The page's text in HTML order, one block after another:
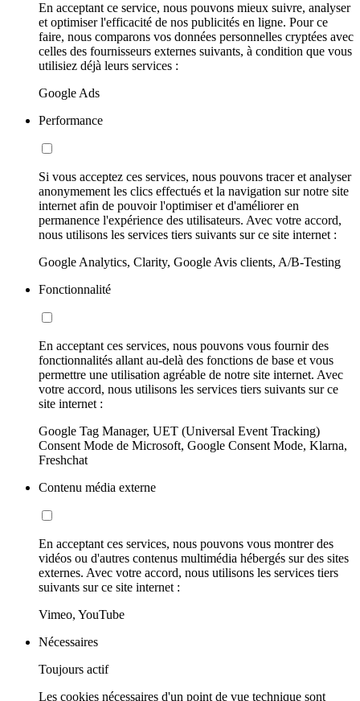
En acceptant ce service, nous pouvons mieux suivre, analyser
et optimiser l'efficacité de nos publicités en ligne. Pour ce
faire, nous comparons vos données personnelles cryptées avec
celles des fournisseurs externes suivants, à condition que vous
utilisiez déjà leurs services :
Google Ads
Performance
Si vous acceptez ces services, nous pouvons tracer et analyser
anonymement les clics effectués et la navigation sur notre site
internet afin de pouvoir l'optimiser et d'améliorer en
permanence l'expérience des utilisateurs. Avec votre accord,
nous utilisons les services tiers suivants sur ce site internet :
Google Analytics, Clarity, Google Avis clients, A/B-Testing
Fonctionnalité
En acceptant ces services, nous pouvons vous fournir des
fonctionnalités allant au-delà des fonctions de base et vous
permettre une utilisation agréable de notre site internet. Avec
votre accord, nous utilisons les services tiers suivants sur ce
site internet :
Google Tag Manager, UET (Universal Event Tracking)
Consent Mode de Microsoft, Google Consent Mode, Klarna,
Freshchat
Contenu média externe
En acceptant ces services, nous pouvons vous montrer des
vidéos ou d'autres contenus multimédia hébergés sur des sites
externes. Avec votre accord, nous utilisons les services tiers
suivants sur ce site internet :
Vimeo, YouTube
Nécessaires
Toujours actif
Les cookies nécessaires d'un point de vue technique sont